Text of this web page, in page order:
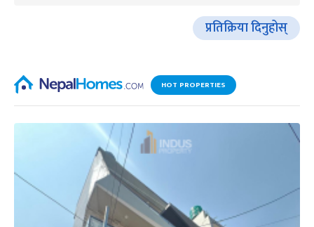
प्रतिक्रिया दिनुहोस्
HOT PROPERTIES